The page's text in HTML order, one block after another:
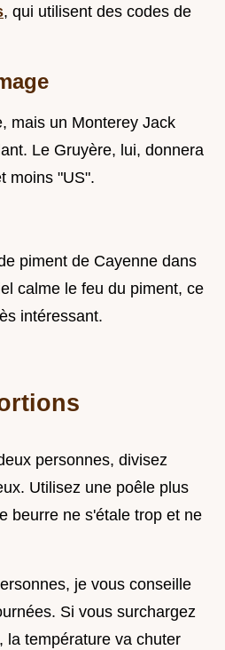
, qui utilisent des codes de
mais un Monterey Jack
Le Gruyère, lui, donnera
moins "US".
piment de Cayenne dans
calme le feu du piment, ce
intéressant.
personnes, divisez
Utilisez une poêle plus
beurre ne s'étale trop et ne
je vous conseille
Si vous surchargez
la température va chuter